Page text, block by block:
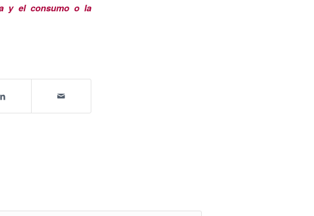
y el consumo o la